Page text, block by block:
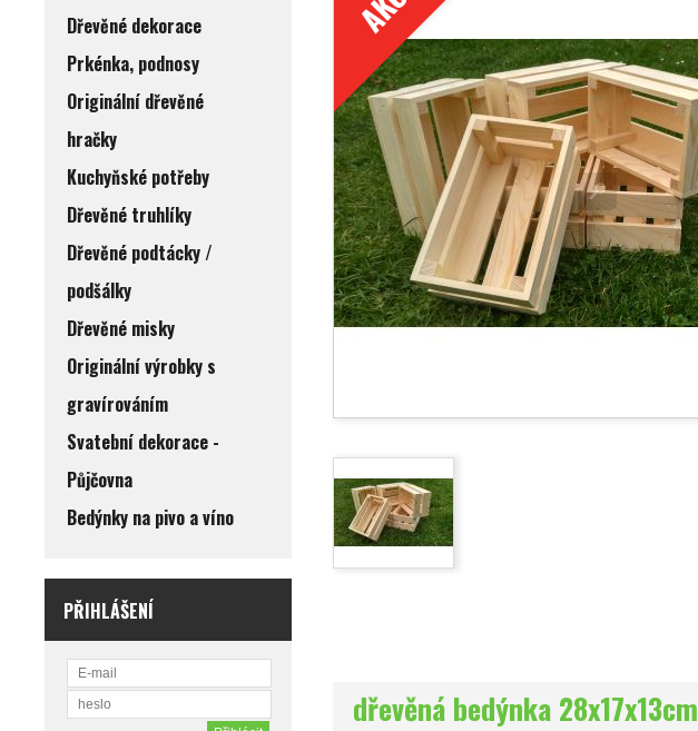
Dřevěné dekorace
Prkénka, podnosy
Originální dřevěné
hračky
Kuchyňské potřeby
Dřevěné truhlíky
Dřevěné podtácky /
podšálky
Dřevěné misky
Originální výrobky s
gravírováním
Svatební dekorace -
Půjčovna
Bedýnky na pivo a víno
PŘIHLÁŠENÍ
dřevěná bedýnka 28x17x13cm